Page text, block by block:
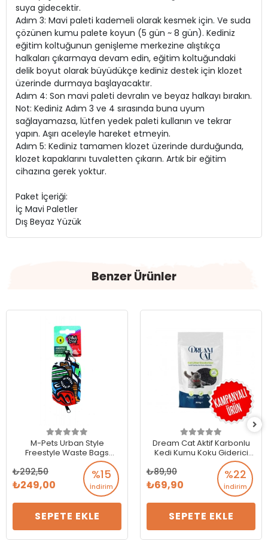
suya gidecektir.
Adım 3: Mavi paleti kademeli olarak kesmek için. Ve suda
çözünen kumu palete koyun (5 gün ~ 8 gün). Kediniz
eğitim koltuğunun genişleme merkezine alıştıkça
halkaları çıkarmaya devam edin, eğitim koltuğundaki
delik boyut olarak büyüdükçe kediniz destek için klozet
üzerinde durmaya başlayacaktır.
Adım 4: Son mavi paleti devralın ve beyaz halkayı bırakın.
Not: Kediniz Adım 3 ve 4 sırasında buna uyum
sağlayamazsa, lütfen yedek paleti kullanın ve tekrar
yapın. Aşırı aceleyle hareket etmeyin.
Adım 5: Kediniz tamamen klozet üzerinde durduğunda,
klozet kapaklarını tuvaletten çıkarın. Artık bir eğitim
cihazına gerek yoktur.
Paket İçeriği:
İç Mavi Paletler
Dış Beyaz Yüzük
Benzer Ürünler
M-Pets Urban Style
Freestyle Waste Bags
Dispenser Çöp Torbası
%15
İndirim
292,50
249,00
SEPETE EKLE
Dream Cat Aktif Karbonlu
Kedi Kumu Koku Giderici
%22
İndirim
89,90
69,90
SEPETE EKLE